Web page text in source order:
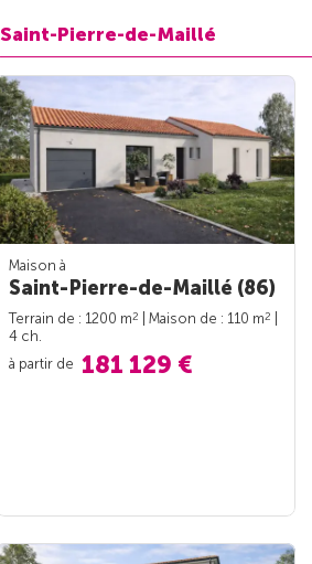
Saint-Pierre-de-Maillé
Maison à
Saint-Pierre-de-Maillé (86)
Terrain de : 1200 m2 | Maison de : 110 m2
4 ch.
à partir de 181 129 €